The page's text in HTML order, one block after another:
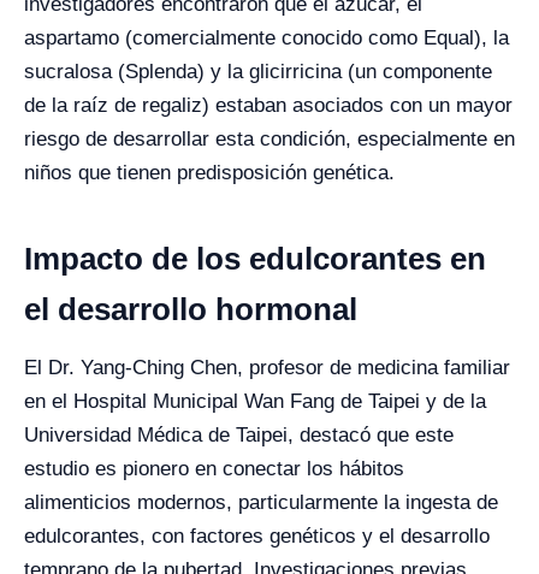
aspartamo (comercialmente conocido como Equal), la
sucralosa (Splenda) y la glicirricina (un componente
de la raíz de regaliz) estaban asociados con un mayor
riesgo de desarrollar esta condición, especialmente en
niños que tienen predisposición genética.
Impacto de los edulcorantes en
el desarrollo hormonal
El Dr. Yang-Ching Chen, profesor de medicina familiar
en el Hospital Municipal Wan Fang de Taipei y de la
Universidad Médica de Taipei, destacó que este
estudio es pionero en conectar los hábitos
alimenticios modernos, particularmente la ingesta de
edulcorantes, con factores genéticos y el desarrollo